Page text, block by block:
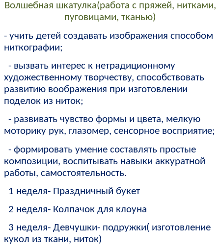
Волшебная шкатулка(работа с пряжей, нитками,
пуговицами, тканью)
- учить детей создавать изображения способом
ниткографии;
- вызвать интерес к нетрадиционному
художественному творчеству, способствовать
развитию воображения при изготовлении
поделок из ниток;
- развивать чувство формы и цвета, мелкую
моторику рук, глазомер, сенсорное восприятие;
- формировать умение составлять простые
композиции, воспитывать навыки аккуратной
работы, самостоятельность.
1 неделя- Праздничный букет
2 неделя- Колпачок для клоуна
3 неделя- Девчушки- подружки( изготовление
кукол из ткани, ниток)